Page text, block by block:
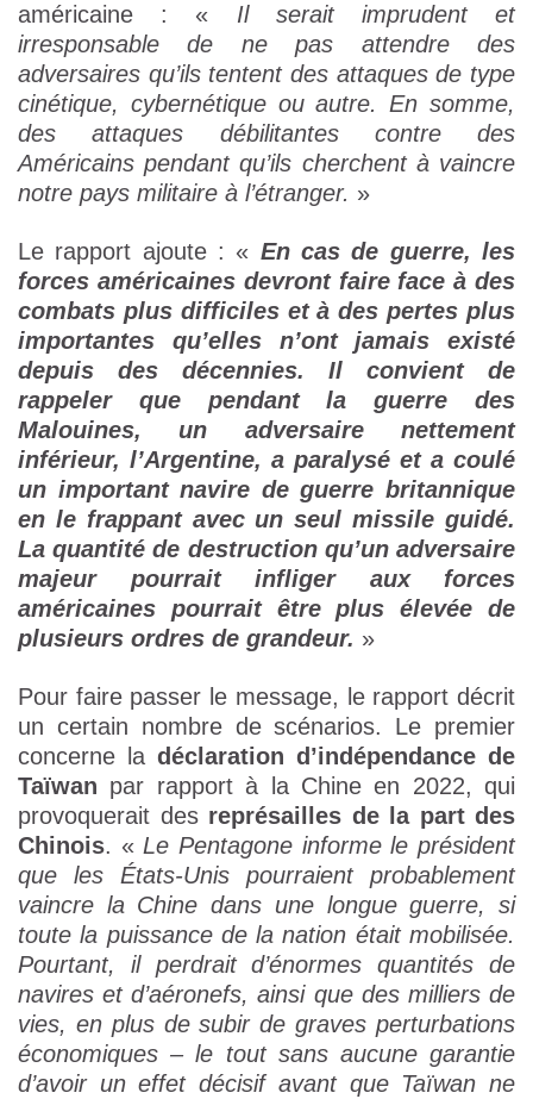
américaine : « Il serait imprudent et
irresponsable de ne pas attendre des
adversaires qu’ils tentent des attaques de type
cinétique, cybernétique ou autre. En somme,
des attaques débilitantes contre des
Américains pendant qu’ils cherchent à vaincre
notre pays militaire à l’étranger. »
Le rapport ajoute : « En cas de guerre, les
forces américaines devront faire face à des
combats plus difficiles et à des pertes plus
importantes qu’elles n’ont jamais existé
depuis des décennies. Il convient de
rappeler que pendant la guerre des
Malouines, un adversaire nettement
inférieur, l’Argentine, a paralysé et a coulé
un important navire de guerre britannique
en le frappant avec un seul missile guidé.
La quantité de destruction qu’un adversaire
majeur pourrait infliger aux forces
américaines pourrait être plus élevée de
plusieurs ordres de grandeur. »
Pour faire passer le message, le rapport décrit
un certain nombre de scénarios. Le premier
concerne la déclaration d’indépendance de
Taïwan par rapport à la Chine en 2022, qui
provoquerait des représailles de la part des
Chinois. « Le Pentagone informe le président
que les États-Unis pourraient probablement
vaincre la Chine dans une longue guerre, si
toute la puissance de la nation était mobilisée.
Pourtant, il perdrait d’énormes quantités de
navires et d’aéronefs, ainsi que des milliers de
vies, en plus de subir de graves perturbations
économiques – le tout sans aucune garantie
d’avoir un effet décisif avant que Taïwan ne